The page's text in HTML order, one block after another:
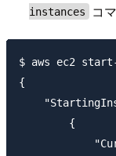
instances
コ
$ aws ec2
{
        {